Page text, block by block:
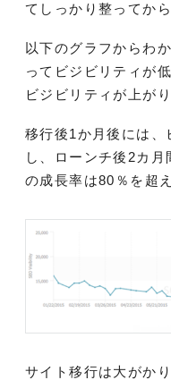
てしっかり整ってか
以下のグラフからわ
ってビジビリティが
ビジビリティが上が
移行後1か月後には、
し、ローンチ後2カ
の成長率は80％を超
サイト移行は大がか